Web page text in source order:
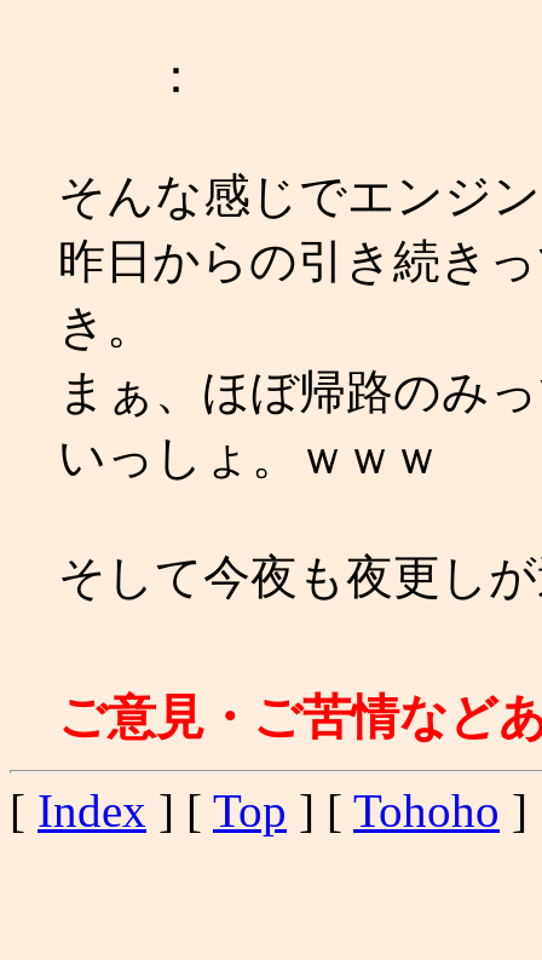
：
そんな感じでエンジ
昨日からの引き続き
き。
まぁ、ほぼ帰路のみ
いっしょ。ｗｗｗ
そして今夜も夜更し
ご意見・ご苦情など
[ Index ] [ Top ] [ Tohoho ]